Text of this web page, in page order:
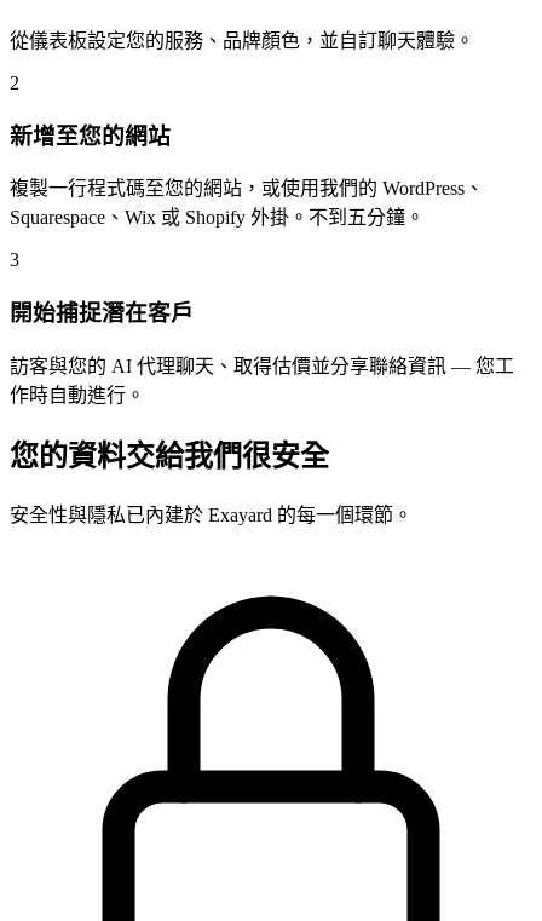
從儀表板設定您的服務、品牌顏色，並自訂聊天體驗。
2
新增至您的網站
複製一行程式碼至您的網站，或使用我們的 WordPress、
Squarespace、Wix 或 Shopify 外掛。不到五分鐘。
3
開始捕捉潛在客戶
訪客與您的 AI 代理聊天、取得估價並分享聯絡資訊 — 您工
作時自動進行。
您的資料交給我們很安全
安全性與隱私已內建於 Exayard 的每一個環節。